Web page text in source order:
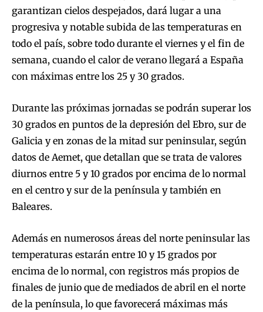
garantizan cielos despejados, dará lugar a una
progresiva y notable subida de las temperaturas en
todo el país, sobre todo durante el viernes y el fin de
semana, cuando el calor de verano llegará a España
con máximas entre los 25 y 30 grados.
Durante las próximas jornadas se podrán superar los
30 grados en puntos de la depresión del Ebro, sur de
Galicia y en zonas de la mitad sur peninsular, según
datos de Aemet, que detallan que se trata de valores
diurnos entre 5 y 10 grados por encima de lo normal
en el centro y sur de la península y también en
Baleares.
Además en numerosos áreas del norte peninsular las
temperaturas estarán entre 10 y 15 grados por
encima de lo normal, con registros más propios de
finales de junio que de mediados de abril en el norte
de la península, lo que favorecerá máximas más